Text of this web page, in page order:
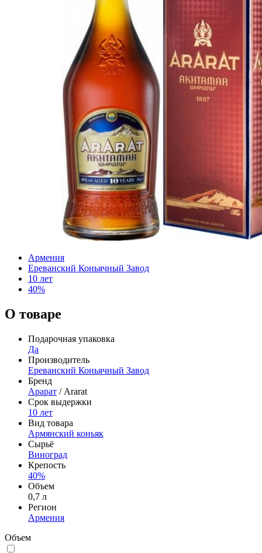
Армения
Ереванский Коньячный Завод
10 лет
40%
О товаре
Подарочная упаковка
Да
Производитель
Ереванский Коньячный Завод
Бренд
Арарат / Ararat
Срок выдержки
10 лет
Вид товара
Армянский коньяк
Сырьё
Виноград
Крепость
40%
Объем
0,7 л
Регион
Армения
Объем